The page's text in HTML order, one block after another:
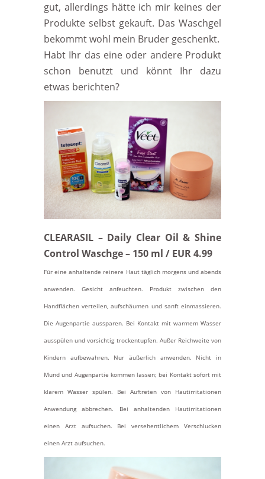
gut, allerdings hätte ich mir keines der
Produkte selbst gekauft. Das Waschgel
bekommt wohl mein Bruder geschenkt.
Habt Ihr das eine oder andere Produkt
schon benutzt und könnt Ihr dazu
etwas berichten?
CLEARASIL – Daily Clear Oil & Shine
Control Waschge – 150 ml / EUR 4.99
Für eine anhaltende reinere Haut täglich morgens und abends
anwenden. Gesicht anfeuchten. Produkt zwischen den
Handflächen verteilen, aufschäumen und sanft einmassieren.
Die Augenpartie aussparen. Bei Kontakt mit warmem Wasser
ausspülen und vorsichtig trockentupfen. Außer Reichweite von
Kindern aufbewahren. Nur äußerlich anwenden. Nicht in
Mund und Augenpartie kommen lassen; bei Kontakt sofort mit
klarem Wasser spülen. Bei Auftreten von Hautirritationen
Anwendung abbrechen. Bei anhaltenden Hautirritationen
einen Arzt aufsuchen. Bei versehentlichem Verschlucken
einen Arzt aufsuchen.